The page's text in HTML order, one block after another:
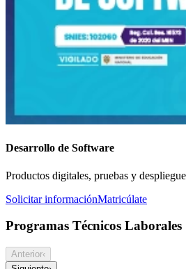
Desarrollo de Software
Productos digitales, pruebas y
Solicitar informaciónMatricúlate
Programas Técnicos Laborales
Anterior‹